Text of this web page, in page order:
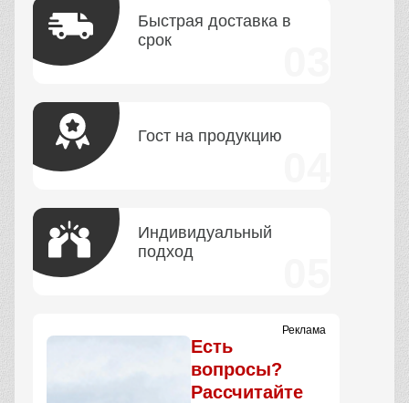
Быстрая доставка в
срок
Гост на продукцию
Индивидуальный
подход
Реклама
Есть
вопросы?
Рассчитайте